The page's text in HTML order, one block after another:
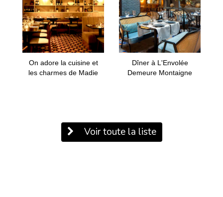
On adore la cuisine et
les charmes de Madie
Dîner à L'Envolée
Demeure Montaigne
Voir toute la liste